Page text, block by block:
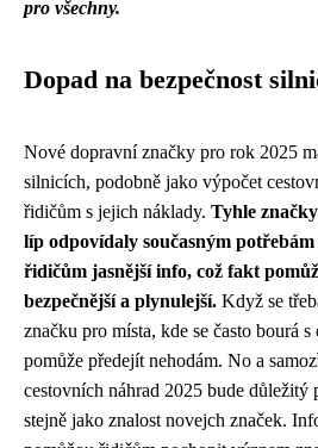
pro všechny.
Dopad na bezpečnost
Nové dopravní značky pro rok 2025
silnicích, podobně jako výpočet
řidičům s jejich náklady. Tyhle
líp odpovídaly současným
řidičům jasnější info, což fakt
bezpečnější a plynulejší. Když se
značku pro místa, kde se často bourá
pomůže předejít nehodám. No a
cestovních náhrad 2025 bude důležitý
stejně jako znalost novejch značek.